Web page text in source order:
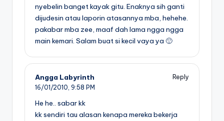
nyebelin banget kayak gitu. Enaknya sih ganti
dijudesin atau laporin atasannya mba, hehehe.
pakabar mba zee, maaf dah lama ngga ngga
main kemari. Salam buat si kecil vaya ya 🙂
Angga Labyrinth
Reply
16/01/2010, 9:58 PM
He he.. sabar kk
kk sendiri tau alasan kenapa mereka bekerja